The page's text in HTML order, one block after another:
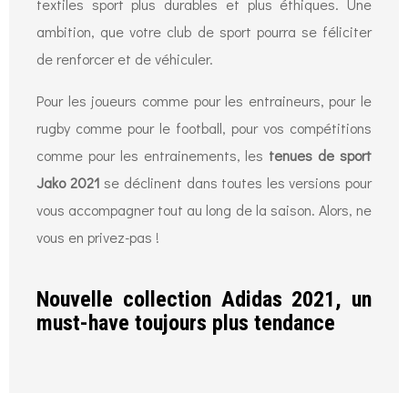
textiles sport plus durables et plus éthiques. Une
ambition, que votre club de sport pourra se féliciter
de renforcer et de véhiculer.
Pour les joueurs comme pour les entraineurs, pour le
rugby comme pour le football, pour vos compétitions
comme pour les entrainements, les tenues de sport
Jako 2021 se déclinent dans toutes les versions pour
vous accompagner tout au long de la saison. Alors, ne
vous en privez-pas !
Nouvelle collection Adidas 2021, un
must-have toujours plus tendance